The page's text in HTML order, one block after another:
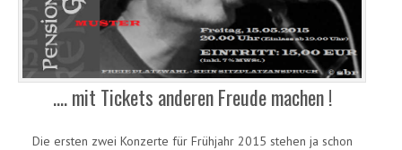
…. mit Tickets anderen Freude machen !
Die ersten zwei Konzerte für Frühjahr 2015 stehen ja schon